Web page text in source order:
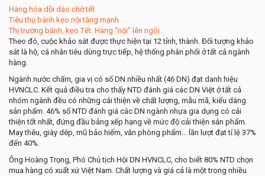
Hàng hóa dồi dào chờ tết
Tiêu thụ bánh kẹo nội tăng mạnh
Thị trường bánh, kẹo Tết: Hàng “nội” lên ngôi
Theo đó, cuộc khảo sát được thực hiện tại 12 tỉnh, thành. Đối tượng khảo
sát là hộ, cá nhân tiêu dùng trực tiếp, hệ thống phân phối ở tất cả ngành
hàng.
Ngành nước chấm, gia vị có số DN nhiều nhất (46 DN) đạt danh hiệu
HVNCLC. Kết quả điều tra cho thấy NTD đánh giá các DN Việt ở tất cả
nhóm ngành đều có những cải thiện về chất lượng, mẫu mã, kiểu dáng
sản phẩm. 46% số NTD đánh giá các DN ngành nhựa gia dụng có cải
thiện tốt nhất, đứng đầu bảng xếp hạng về mức độ cải thiện sản phẩm.
May thêu, giày dép, mũ bảo hiểm, văn phòng phẩm… lần lượt đạt tỉ lệ 37%
đến 40%.
Ông Hoàng Trọng, Phó Chủ tịch Hội DN HVNCLC, cho biết 80% NTD chọn
mua hàng có xuất xứ Việt Nam. Chất lượng và giá cả là một trong nhiều